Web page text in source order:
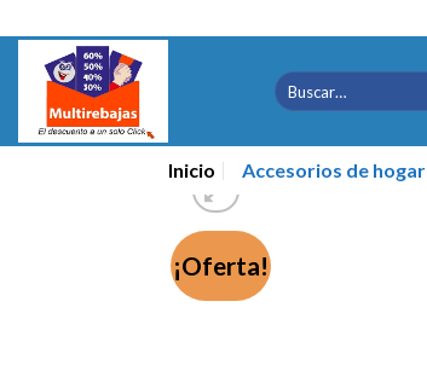
al
contenido
Buscar
por:
Inicio Accesorios de hogar
¡Oferta!